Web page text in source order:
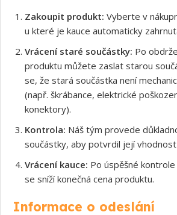
Zakoupit produkt: Vyberte v
u které je kauce automaticky
Vrácení staré součástky: Po
produktu můžete zaslat starou
se, že stará součástka není
(např. škrábance, elektrické
konektory).
Kontrola: Náš tým provede
součástky, aby potvrdil její
Vrácení kauce: Po úspěšné
se sníží konečná cena produktu.
Informace o odeslání